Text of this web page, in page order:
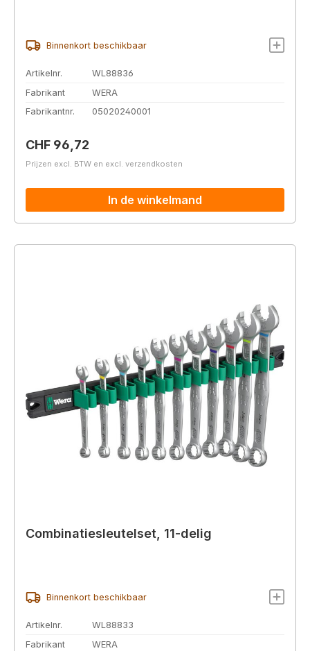
Binnenkort beschikbaar
Artikelnr.
WL88836
Fabrikant
WERA
Fabrikantnr.
05020240001
Normale prijs:
CHF 96,72
Prijzen excl. BTW en excl. verzendkosten
In de winkelmand
Combinatiesleutelset, 11-delig
Binnenkort beschikbaar
Artikelnr.
WL88833
Fabrikant
WERA